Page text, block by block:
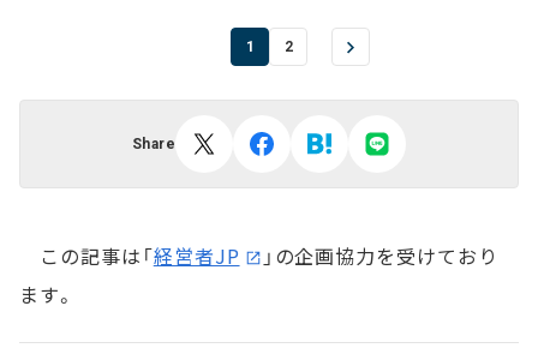
1 2
Share
この記事は「経営者JP
」の企画協力を受けており
ます。